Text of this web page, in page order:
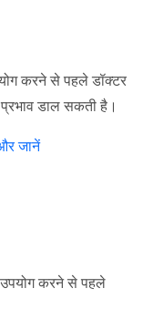
करने से पहले डॉक्टर
डाल सकती है।
जानें
उपयोग करने से पहले